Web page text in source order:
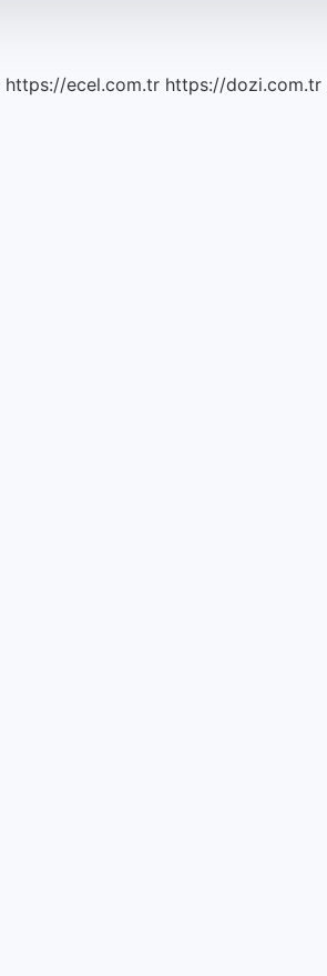
https://ecel.com.tr https://dozi.com.tr